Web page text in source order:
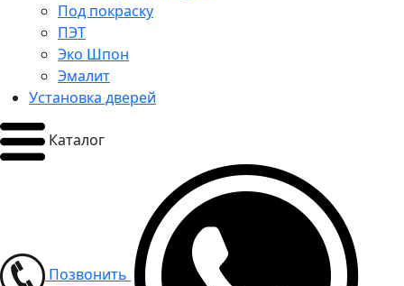
Под покраску
ПЭТ
Эко Шпон
Эмалит
Установка дверей
Каталог
Позвонить